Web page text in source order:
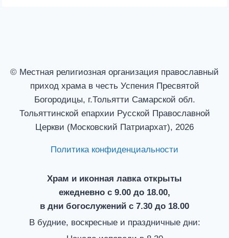
© Местная религиозная организация православный
приход храма в честь Успения Пресвятой
Богородицы, г.Тольятти Самарской обл.
Тольяттинской епархии Русской Православной
Церкви (Московский Патриархат), 2026
Политика конфиденциальности
Храм и иконная лавка открыты
ежедневно с 9.00 до 18.00,
в дни богослужений с 7.30 до 18.00
В будние, воскресные и праздничные дни: